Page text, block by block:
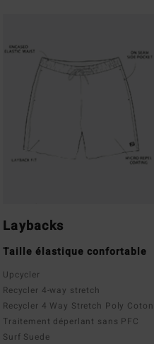
Laybacks
Taille élastique confortable
Upcycler
Recycler 4-way stretch
Recycler 4 Way Stretch Poly Coton
Traitement déperlant sans PFC
Surf Suede